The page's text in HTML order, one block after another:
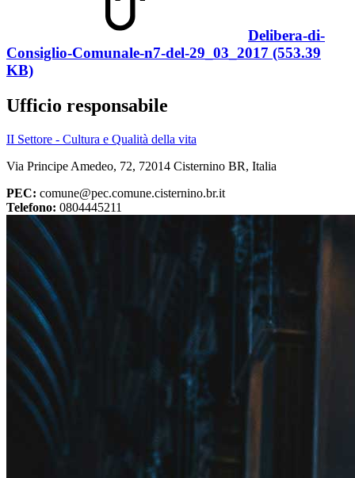
Delibera-di-
Consiglio-Comunale-n7-del-29_03_2017 (553.39
KB)
Ufficio responsabile
II Settore - Cultura e Qualità della vita
Via Principe Amedeo, 72, 72014 Cisternino BR, Italia
PEC: comune@pec.comune.cisternino.br.it
Telefono: 0804445211